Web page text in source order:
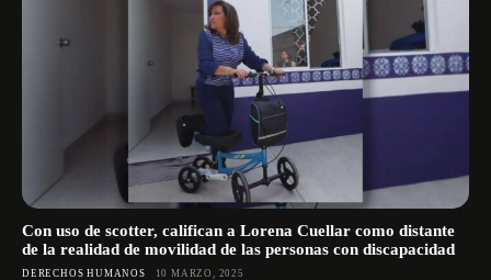
Con uso de scotter, califican a Lorena Cuellar como distante
de la realidad de movilidad de las personas con discapacidad
DERECHOS HUMANOS 10 MARZO, 2025